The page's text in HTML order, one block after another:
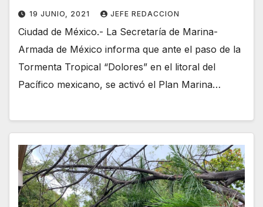
19 JUNIO, 2021 JEFE REDACCION
Ciudad de México.- La Secretaría de Marina-
Armada de México informa que ante el paso de la
Tormenta Tropical “Dolores” en el litoral del
Pacífico mexicano, se activó el Plan Marina…